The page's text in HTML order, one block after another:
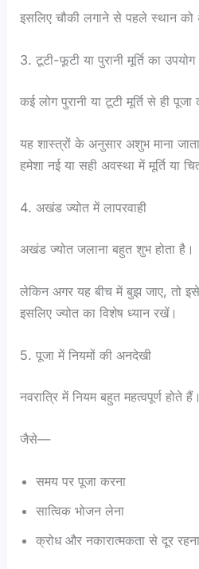
इसलिए चौकी लगाने से पहले स्थान
3. टूटी-फूटी या पुरानी मूर्ति का उपयोग
कई लोग पुरानी या टूटी मूर्ति से ही
यह शास्त्रों के अनुसार अशुभ माना
हमेशा नई या सही अवस्था में मूर्ति या
4. अखंड ज्योत में लापरवाही
अखंड ज्योत जलाना बहुत शुभ होता है।
लेकिन अगर यह बीच में बुझ जाए, तो
इसलिए ज्योत का विशेष ध्यान रखें।
5. पूजा में नियमों की अनदेखी
नवरात्रि में नियम बहुत महत्वपूर्ण होते हैं।
जैसे—
समय पर पूजा करना
सात्विक भोजन लेना
क्रोध और नकारात्मकता से दूर रहना